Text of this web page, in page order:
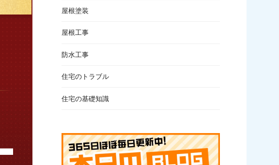
屋根塗装
屋根工事
防水工事
住宅のトラブル
住宅の基礎知識